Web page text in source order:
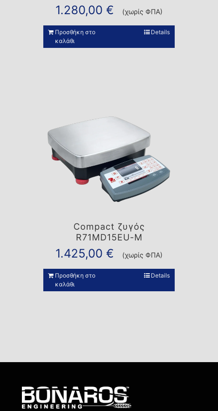
1.280,00 € (χωρίς ΦΠΑ)
Προσθήκη στο
καλάθι
Details
Compact ζυγός
R71MD15EU-M
1.425,00 € (χωρίς ΦΠΑ)
Προσθήκη στο
καλάθι
Details